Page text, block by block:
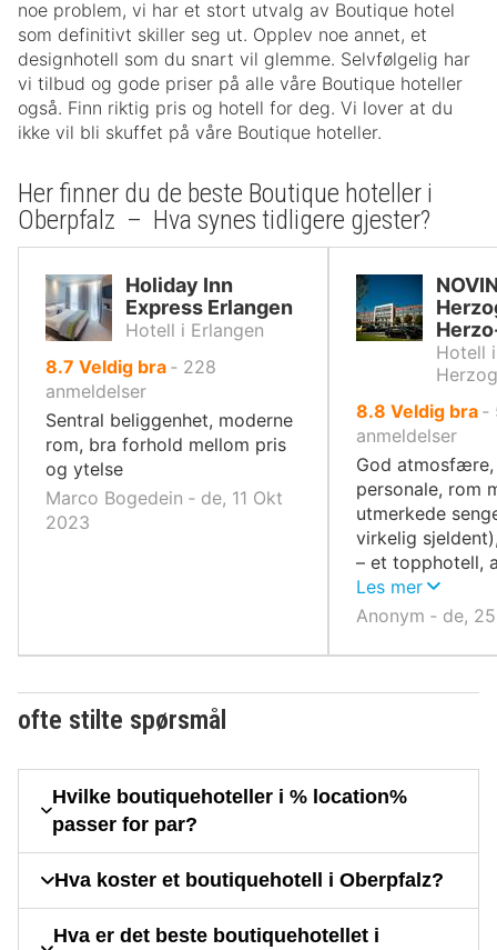
noe problem, vi har et stort utvalg av Boutique hotel
som definitivt skiller seg ut. Opplev noe annet, et
designhotell som du snart vil glemme. Selvfølgelig har
vi tilbud og gode priser på alle våre Boutique hoteller
også. Finn riktig pris og hotell for deg. Vi lover at du
ikke vil bli skuffet på våre Boutique hoteller.
Her finner du de beste Boutique hoteller i
Oberpfalz – Hva synes tidligere gjester?
Holiday Inn
Express Erlangen
Hotell i Erlangen
8.7 av
10,
Veldig bra ‐ 228
anmeldelser
Sentral beliggenhet, moderne
rom, bra forhold mellom pris
og ytelse
Marco Bogedein ‐ de, 11 Okt
2023
Hotell i
8.8 av
10,
Veldig bra ‐
anmeldelser
God
personale, rom
utmerkede
virkelig
– et topphotell,
anbefalt.
Les mer
Anonym ‐ de,
ofte stilte spørsmål
Hvilke boutiquehoteller i % location%
passer for par?
Hva koster et boutiquehotell i Oberpfalz?
Hva er det beste boutiquehotellet i